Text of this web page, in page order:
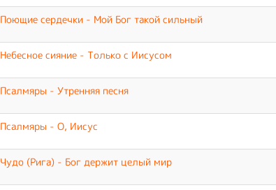
Поющие сердечки - Мой Бог такой сильный
Небесное сияние - Только с Иисусом
Псалмяры - Утренняя песня
Псалмяры - О, Иисус
Чудо (Рига) - Бог держит целый мир